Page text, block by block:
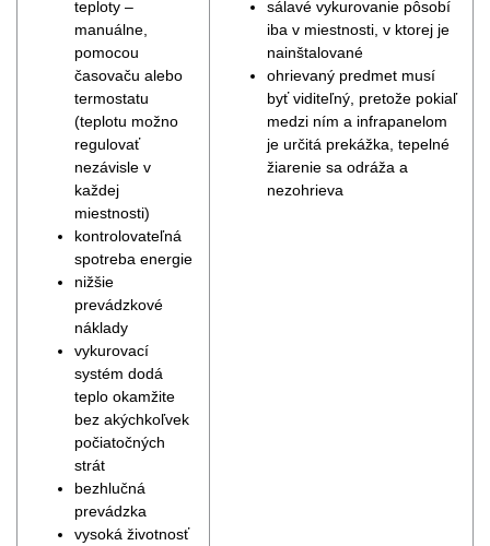
teploty –
manuálne,
pomocou
časovaču alebo
termostatu
(teplotu možno
regulovať
nezávisle v
každej
miestnosti)
kontrolovateľná
spotreba energie
nižšie
prevádzkové
náklady
vykurovací
systém dodá
teplo okamžite
bez akýchkoľvek
počiatočných
strát
bezhlučná
prevádzka
vysoká životnosť
sálavé vykurovanie pôsobí
iba v miestnosti, v ktorej je
nainštalované
ohrievaný predmet musí
byť viditeľný, pretože pokiaľ
medzi ním a infrapanelom
je určitá prekážka, tepelné
žiarenie sa odráža a
nezohrieva